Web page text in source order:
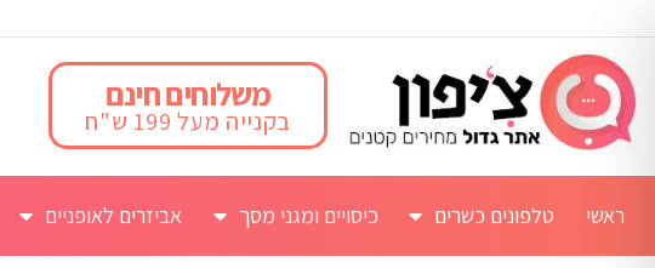
משלוחים חינם
בקנייה מעל 199 ש"ח
ראשי טלפונים כשרים כיסויים ומגני מסך אביזרים לאופניים